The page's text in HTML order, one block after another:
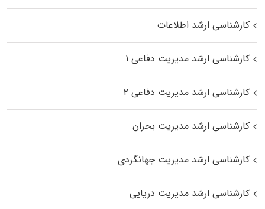
کارشناسی ارشد اطلاعات
کارشناسی ارشد مدیریت دفاعی ۱
کارشناسی ارشد مدیریت دفاعی ۲
کارشناسی ارشد مدیریت بحران
کارشناسی ارشد مدیریت جهانگردی
کارشناسی ارشد مدیریت دریایی